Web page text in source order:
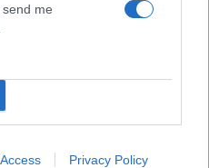
me
Privacy Policy
εδώ